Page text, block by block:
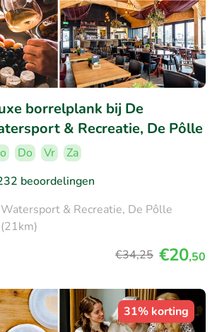
borrelplank bij De
& Recreatie, De Pôlle
Do Vr
Za
beoordelingen
& Recreatie, De Pôlle
€34,25 €20,50
31% korting